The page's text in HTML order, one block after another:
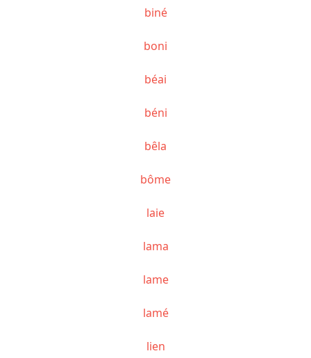
biné
boni
béai
béni
bêla
bôme
laie
lama
lame
lamé
lien